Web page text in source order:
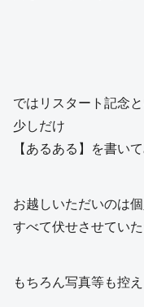
ではリスタート記念
少しだけ
【あるある】を書い
お越しいただいのは
すべて伏せさせてい
もちろん写真等も控